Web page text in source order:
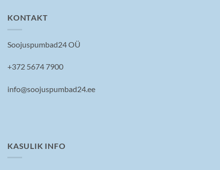
KONTAKT
Soojuspumbad24 OÜ
+372 5674 7900
info@soojuspumbad24.ee
KASULIK INFO